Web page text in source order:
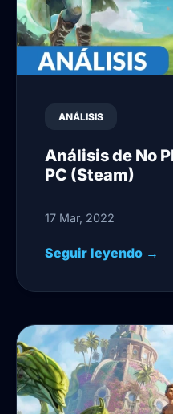
ANÁLISIS
Análisis de No
PC (Steam)
17 Mar, 2022
Seguir leyendo →